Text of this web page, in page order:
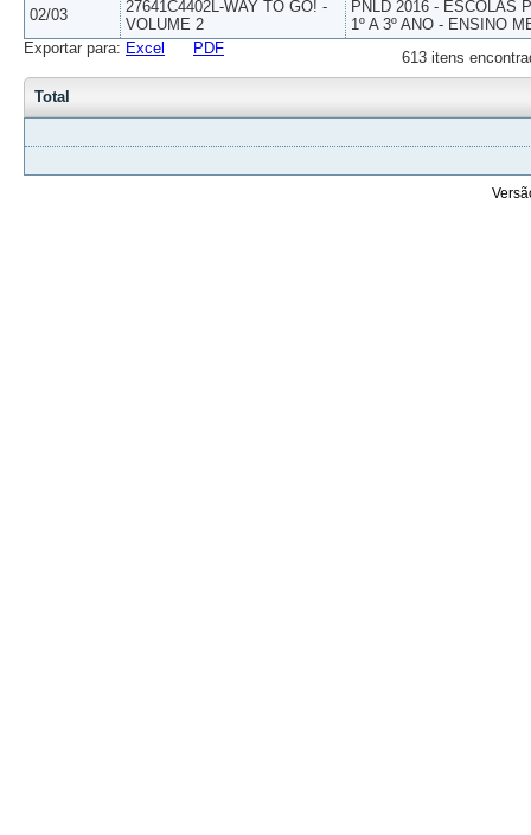
02/03
27641C4402L-WAY TO GO! -
VOLUME 2
PNLD 2016 - ESCOLAS
1º A 3º ANO - ENSINO
613 itens
Exportar para: Excel PDF
Total